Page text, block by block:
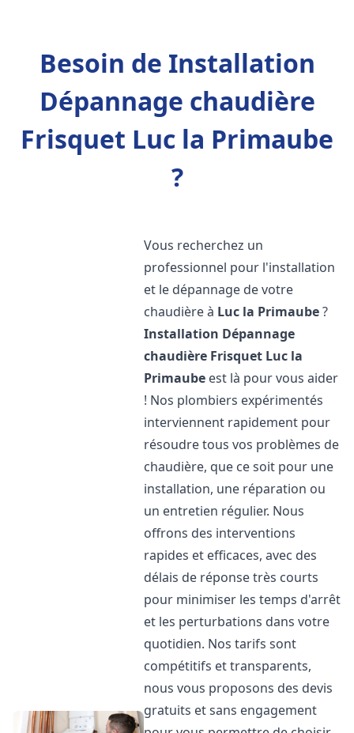
Besoin de Installation
Dépannage chaudière
Frisquet Luc la Primaube
?
Vous recherchez un
professionnel pour l'installation
et le dépannage de votre
chaudière à Luc la Primaube?
Installation Dépannage
chaudière Frisquet Luc la
Primaube est là pour vous aider
! Nos plombiers expérimentés
interviennent rapidement pour
résoudre tous vos problèmes de
chaudière, que ce soit pour une
installation, une réparation ou
un entretien régulier. Nous
offrons des interventions
rapides et efficaces, avec des
délais de réponse très courts
pour minimiser les temps d'arrêt
et les perturbations dans votre
quotidien. Nos tarifs sont
compétitifs et transparents,
nous vous proposons des devis
gratuits et sans engagement